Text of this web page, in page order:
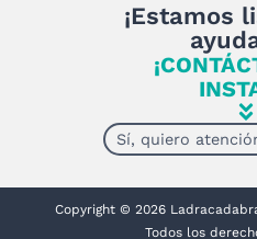
¡Estamos
Sí, quiero
Copyright © 2026
Todos los